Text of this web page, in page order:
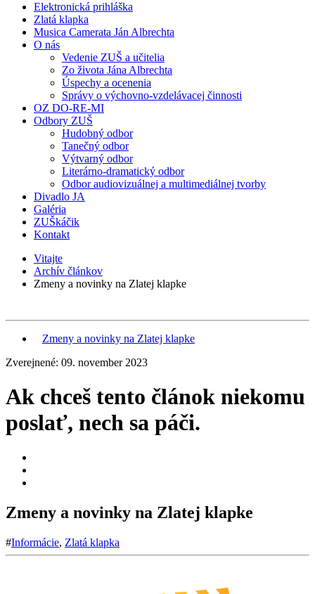
Elektronická prihláška
Zlatá klapka
Musica Camerata Ján Albrechta
O nás
Vedenie ZUŠ a učitelia
Zo života Jána Albrechta
Úspechy a ocenenia
Správy o výchovno-vzdelávacej činnosti
OZ DO-RE-MI
Odbory ZUŠ
Hudobný odbor
Tanečný odbor
Výtvarný odbor
Literárno-dramatický odbor
Odbor audiovizuálnej a multimediálnej tvorby
Divadlo JA
Galéria
ZUŠkáčik
Kontakt
Vitajte
Archív článkov
Zmeny a novinky na Zlatej klapke
Zmeny a novinky na Zlatej klapke
Zverejnené: 09. november 2023
Ak chceš tento článok niekomu
poslať, nech sa páči.
Zmeny a novinky na Zlatej klapke
#Informácie, Zlatá klapka